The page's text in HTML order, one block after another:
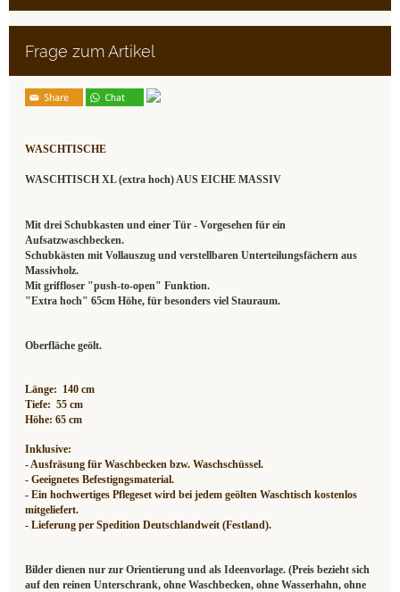
Frage zum Artikel
WASCHTISCHE
WASCHTISCH XL (extra hoch) AUS EICHE MASSIV
Mit drei Schubkasten und einer Tür - Vorgesehen für ein
Aufsatzwaschbecken.
Schubkästen mit Vollauszug und verstellbaren Unterteilungsfächern aus
Massivholz.
Mit griffloser "push-to-open" Funktion.
"Extra hoch" 65cm Höhe, für besonders viel Stauraum.
Oberfläche geölt.
Länge: 140 cm
Tiefe: 55 cm
Höhe: 65 cm
Inklusive:
- Ausfräsung für Waschbecken bzw. Waschschüssel.
- Geeignetes Befestigngsmaterial.
- Ein hochwertiges Pflegeset wird bei jedem geölten Waschtisch kostenlos
mitgeliefert.
- Lieferung per Spedition Deutschlandweit (Festland).
Bilder dienen nur zur Orientierung und als Ideenvorlage. (Preis bezieht sich
auf den reinen Unterschrank, ohne Waschbecken, ohne Wasserhahn, ohne